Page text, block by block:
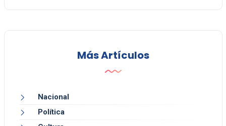
Más Artículos
Nacional
Política